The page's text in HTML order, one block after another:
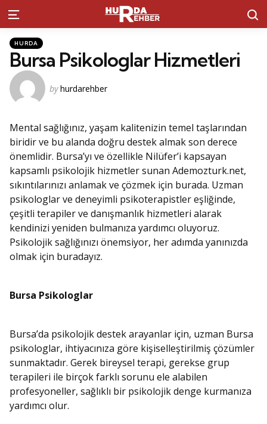
Menu
Kategoriler
Posted
in
HURDA
Bursa Psikologlar Hizmetleri
Posted
by hurdarehber
Mental sağlığınız, yaşam kalitenizin temel taşlarından
biridir ve bu alanda doğru destek almak son derece
önemlidir. Bursa’yı ve özellikle Nilüfer’i kapsayan
kapsamlı psikolojik hizmetler sunan Ademozturk.net,
sıkıntılarınızı anlamak ve çözmek için burada. Uzman
psikologlar ve deneyimli psikoterapistler eşliğinde,
çeşitli terapiler ve danışmanlık hizmetleri alarak
kendinizi yeniden bulmanıza yardımcı oluyoruz.
Psikolojik sağlığınızı önemsiyor, her adımda yanınızda
olmak için buradayız.
Bursa Psikologlar
Bursa’da psikolojik destek arayanlar için, uzman Bursa
psikologlar, ihtiyacınıza göre kişiselleştirilmiş çözümler
sunmaktadır. Gerek bireysel terapi, gerekse grup
terapileri ile birçok farklı sorunu ele alabilen
profesyoneller, sağlıklı bir psikolojik denge kurmanıza
yardımcı olur.